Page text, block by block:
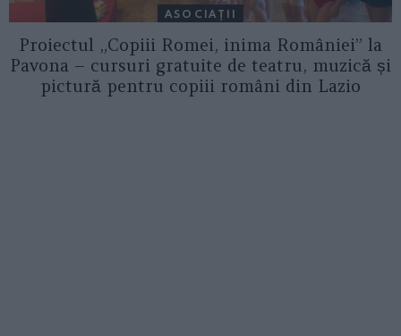
ASOCIAŢII
Proiectul „Copiii Romei, inima României” la
Pavona – cursuri gratuite de teatru, muzică și
pictură pentru copiii români din Lazio